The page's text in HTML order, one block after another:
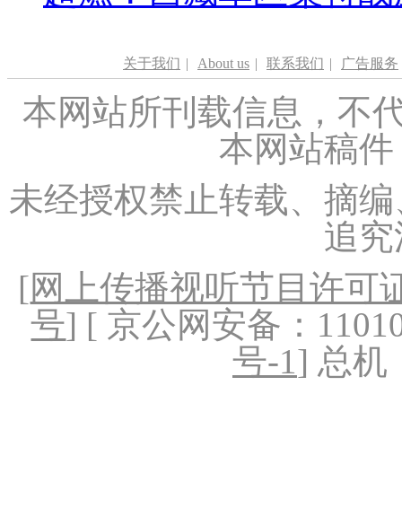
关于我们 | About us | 联系我们 | 广告服务
本网站所刊载信息，不
本网站稿
未经授权禁止转载、摘
追
[网上传播视听节目许可
号] [ 京公网安备：
号-1] 总机